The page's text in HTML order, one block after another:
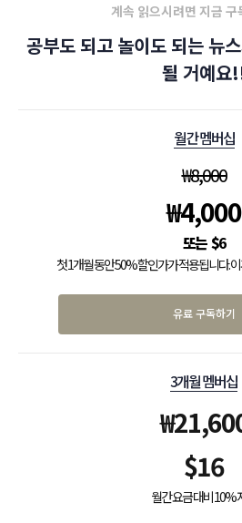
계속 읽으시려면 지금
공부도 되고 놀이도 되는 뉴
될 거예요
월간 멤버십
₩8,000
₩4,000
$6
첫 1개월 동안 50% 할인가가 적용됩니다.
유료 구독하기
3개월 멤버십
₩
$16
월간 요금 대비 10%